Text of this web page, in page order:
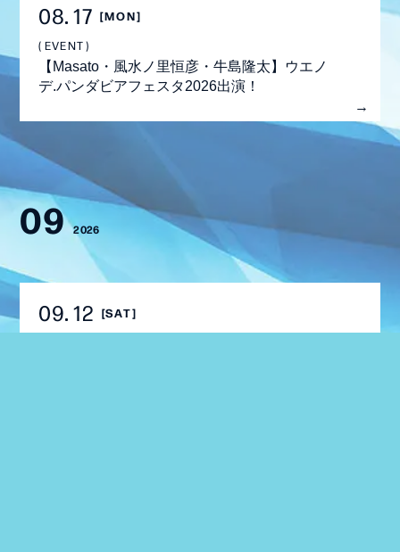
08 17 [MON]
EVENT
【Masato・風水ノ里恒彦・牛島隆太】ウエノ
デ.パンダビアフェスタ2026出演！
09 2026
09 12 [SAT]